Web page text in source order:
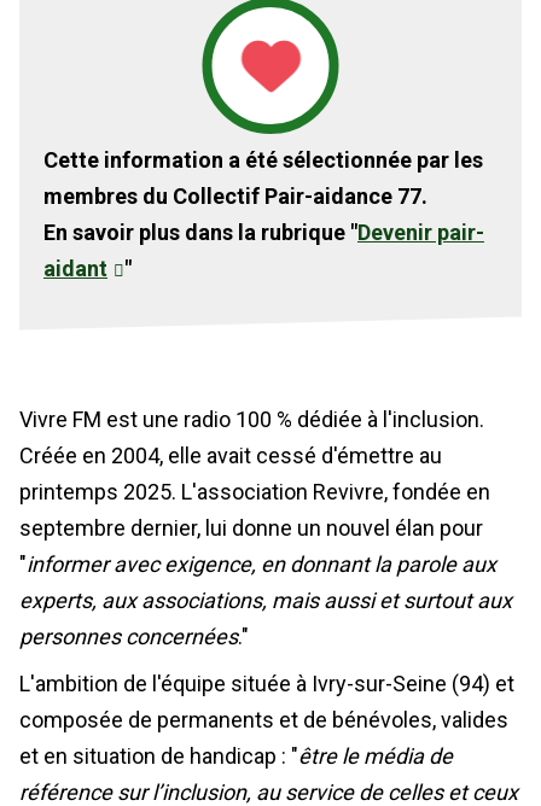
Cette information a été sélectionnée par les
membres du Collectif Pair-aidance 77.
En savoir plus dans la rubrique "Devenir pair-
aidant
"
Vivre FM est une radio 100 % dédiée à l'inclusion.
Créée en 2004, elle avait cessé d'émettre au
printemps 2025. L'association Revivre, fondée en
septembre dernier, lui donne un nouvel élan pour
"informer avec exigence, en donnant la parole aux
experts, aux associations, mais aussi et surtout aux
personnes concernées."
L'ambition de l'équipe située à Ivry-sur-Seine (94) et
composée de permanents et de bénévoles, valides
et en situation de handicap : "être le média de
référence sur l’inclusion, au service de celles et ceux